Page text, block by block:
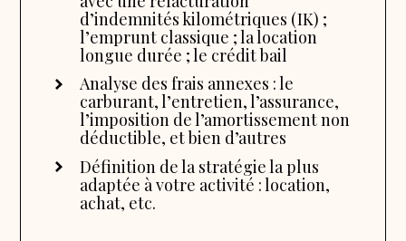
d’indemnités kilométriques (IK) ;
l’emprunt classique ; la location
longue durée ; le crédit bail
Analyse des frais annexes : le
carburant, l’entretien, l’assurance,
l’imposition de l’amortissement non
déductible, et bien d’autres
Définition de la stratégie la plus
adaptée à votre activité : location,
achat, etc.